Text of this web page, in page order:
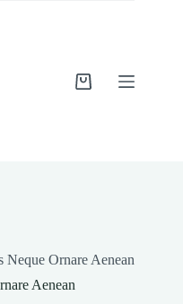
Shopping
Neque Ornare Aenean
Aenean